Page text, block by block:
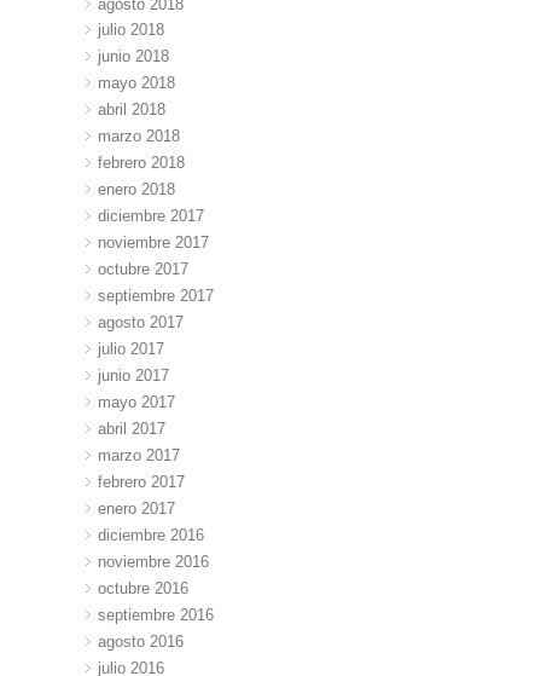
agosto 2018
julio 2018
junio 2018
mayo 2018
abril 2018
marzo 2018
febrero 2018
enero 2018
diciembre 2017
noviembre 2017
octubre 2017
septiembre 2017
agosto 2017
julio 2017
junio 2017
mayo 2017
abril 2017
marzo 2017
febrero 2017
enero 2017
diciembre 2016
noviembre 2016
octubre 2016
septiembre 2016
agosto 2016
julio 2016